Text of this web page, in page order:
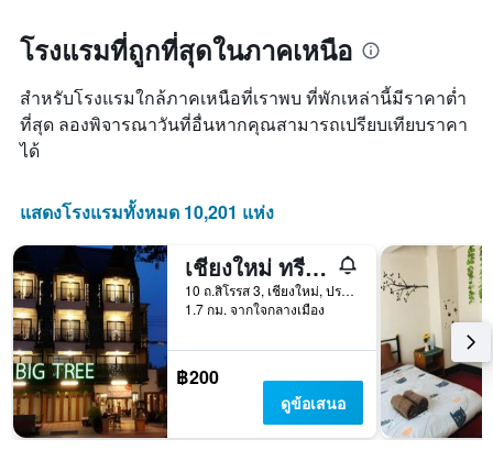
โรงแรมที่ถูกที่สุดในภาคเหนือ
สำหรับโรงแรมใกล้ภาคเหนือที่เราพบ ที่พักเหล่านี้มีราคาต่ำ
ที่สุด ลองพิจารณาวันที่อื่นหากคุณสามารถเปรียบเทียบราคา
ได้
แสดงโรงแรมทั้งหมด 10,201 แห่ง
เชียงใหม่ ทรี โฮสเทล
10 ถ.สิโรรส 3, เชียงใหม่, ประเทศไทย
1.7 กม. จากใจกลางเมือง
฿200
ดูข้อเสนอ